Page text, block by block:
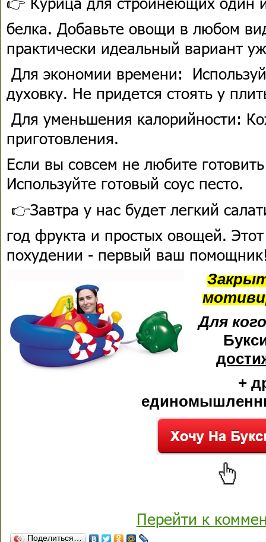
белка. Добавьте овощи в любом
практически идеальный вариант
Для экономии времени:
духовку. Не придется стоять у
Для уменьшения калорийности:
приготовления.
Если вы совсем не любите
Используйте готовый соус песто.
👉Завтра у нас будет легкий
год фрукта и простых овощей.
похудении - первый ваш
Для
+
Перейти к
Поделиться…